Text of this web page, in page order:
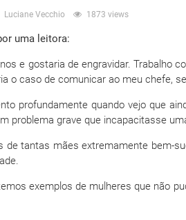
Luciane Vecchio 1873 views
uma leitora:
e gostaria de engravidar. Trabalho
o caso de comunicar ao meu chefe,
profundamente quando vejo que
problema grave que incapacitasse
de tantas mães extremamente bem-
exemplos de mulheres que não